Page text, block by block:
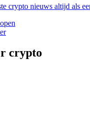
crypto nieuws altijd als
crypto